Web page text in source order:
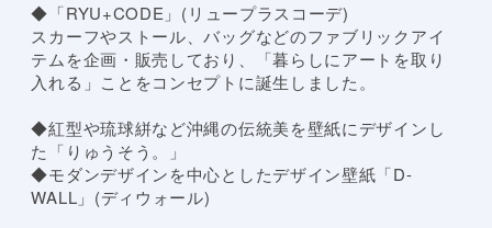
◆「RYU+CODE」(リュープラスコーデ)
スカーフやストール、バッグなどのファブリックアイ
テムを企画・販売しており、「暮らしにアートを取り
入れる」ことをコンセプトに誕生しました。
◆紅型や琉球絣など沖縄の伝統美を壁紙にデザインし
た「りゅうそう。」
◆モダンデザインを中心としたデザイン壁紙「D-
WALL」(ディウォール)